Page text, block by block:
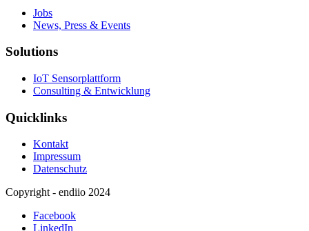
Jobs
News, Press & Events
Solutions
IoT Sensorplattform
Consulting & Entwicklung
Quicklinks
Kontakt
Impressum
Datenschutz
Copyright - endiio 2024
Facebook
LinkedIn